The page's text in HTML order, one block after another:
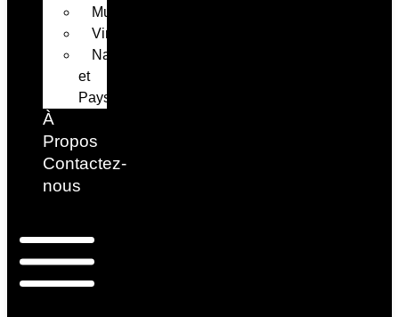
Musique
Vintage
Nature
et
Paysage
À
Propos ​
Contactez-
nous